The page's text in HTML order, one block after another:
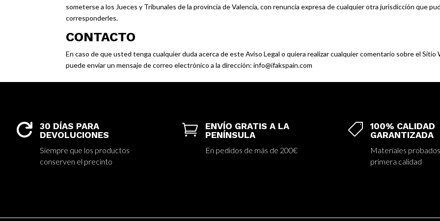
someterse a los Jueces y Tribunales de la provincia de Valencia, con renuncia expresa de cualquier otra jurisdicción que
corresponderles.
CONTACTO
En caso de que usted tenga cualquier duda acerca de este Aviso Legal o quiera realizar cualquier comentario sobre el Sitio
puede enviar un mensaje de correo electrónico a la dirección: info@ifakspain.com

30 DÍAS PARA
DEVOLUCIONES
Siempre que los productos
conserven el precinto

ENVÍO GRATIS A LA
PENÍNSULA
En pedidos de más de 200€

100% CALIDAD
GARANTIZADA
Materiales
primera calidad